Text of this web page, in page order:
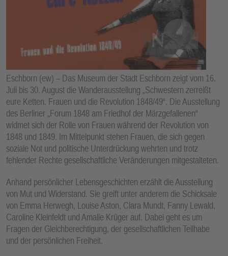
Eschborn (ew) – Das Museum der Stadt Eschborn zeigt vom 16.
Juli bis 30. August die Wanderausstellung „Schwestern zerreißt
eure Ketten. Frauen und die Revolution 1848/49“. Die Ausstellung
des Berliner „Forum 1848 am Friedhof der Märzgefallenen“
widmet sich der Rolle von Frauen während der Revolution von
1848 und 1849. Im Mittelpunkt stehen Frauen, die sich gegen
soziale Not und politische Unterdrückung wehrten und trotz
fehlender Rechte gesellschaftliche Veränderungen mitgestalteten.
Anhand persönlicher Lebensgeschichten erzählt die Ausstellung
von Mut und Widerstand. Sie greift unter anderem die Schicksale
von Emma Herwegh, Louise Aston, Clara Mundt, Fanny Lewald,
Caroline Kleinfeldt und Amalie Krüger auf. Dabei geht es um
Fragen der Gleichberechtigung, der gesellschaftlichen Teilhabe
und der persönlichen Freiheit.